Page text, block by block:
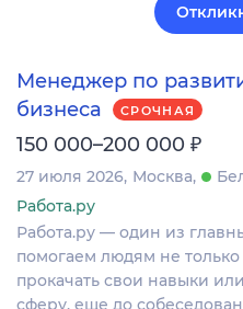
Менеджер по
бизнеса
СРОЧНАЯ
150 000–200 000 ₽
27 июля 2026 Москва
Работа.ру
Работа.ру — один из
помогаем людям не только
прокачать свои навыки
сферу, еще до